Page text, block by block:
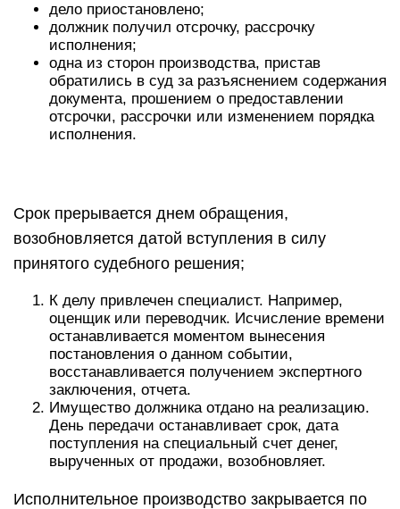
дело приостановлено;
должник получил отсрочку, рассрочку
исполнения;
одна из сторон производства, пристав
обратились в суд за разъяснением содержания
документа, прошением о предоставлении
отсрочки, рассрочки или изменением порядка
исполнения.
Срок прерывается днем обращения,
возобновляется датой вступления в силу
принятого судебного решения;
К делу привлечен специалист. Например,
оценщик или переводчик. Исчисление времени
останавливается моментом вынесения
постановления о данном событии,
восстанавливается получением экспертного
заключения, отчета.
Имущество должника отдано на реализацию.
День передачи останавливает срок, дата
поступления на специальный счет денег,
вырученных от продажи, возобновляет.
Исполнительное производство закрывается по